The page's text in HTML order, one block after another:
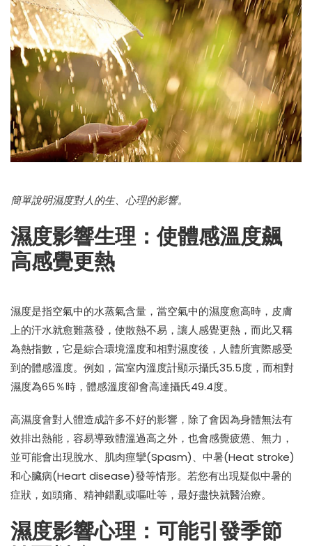
簡單說明濕度對人的生、心理的影響。
濕度影響生理：使體感溫度飆
高感覺更熱
濕度是指空氣中的水蒸氣含量，當空氣中的濕度愈高時，皮膚
上的汗水就愈難蒸發，使散熱不易，讓人感覺更熱，而此又稱
為熱指數，它是綜合環境溫度和相對濕度後，人體所實際感受
到的體感溫度。例如，當室內溫度計顯示攝氏35.5度，而相對
濕度為65％時，體感溫度卻會高達攝氏49.4度。
高濕度會對人體造成許多不好的影響，除了會因為身體無法有
效排出熱能，容易導致體溫過高之外，也會感覺疲憊、無力，
並可能會出現脫水、肌肉痙攣(Spasm)、中暑(Heat stroke)
和心臟病(Heart disease)發等情形。若您有出現疑似中暑的
症狀，如頭痛、精神錯亂或嘔吐等，最好盡快就醫治療。
濕度影響心理：可能引發季節